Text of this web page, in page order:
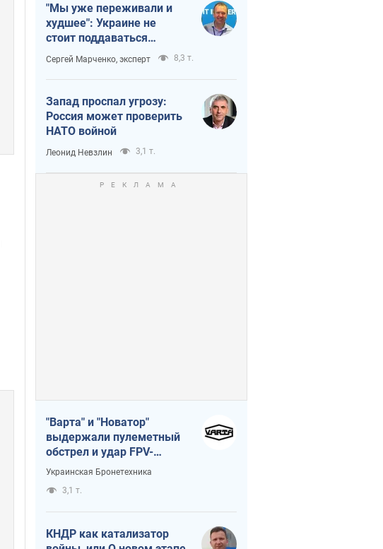
"Мы уже переживали и
худшее": Украине не
стоит поддаваться
отчаянию из-за
ракетного террора
Сергей Марченко, эксперт 8,3 т.
Запад проспал угрозу:
Россия может проверить
НАТО войной
Леонид Невзлин 3,1 т.
"Варта" и "Новатор"
выдержали пулеметный
обстрел и удар FPV-
дрона, сохранив жизнь
Украинская Бронетехника
3,1 т.
КНДР как катализатор